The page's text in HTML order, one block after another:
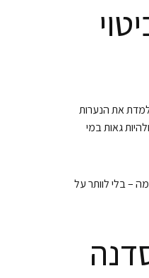
את הנערות
גאות במי
– בלי לוותר על